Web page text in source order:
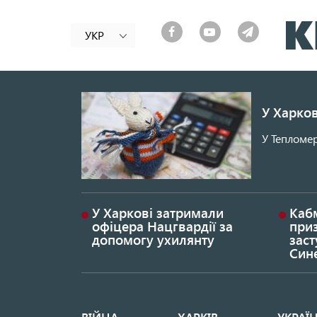
УКР
У
У
У Харкові затримали
офіцера Нацгвардії за
допомогу ухилянту